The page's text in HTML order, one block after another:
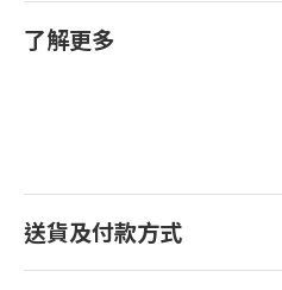
了解更多
送貨及付款方式